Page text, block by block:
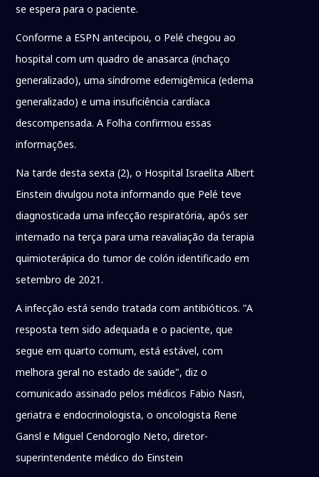
se espera para o paciente.
Conforme a ESPN antecipou, o Pelé chegou ao
hospital com um quadro de anasarca (inchaço
generalizado), uma síndrome edemigêmica (edema
generalizado) e uma insuficiência cardíaca
descompensada. A Folha confirmou essas
informações.
Na tarde desta sexta (2), o Hospital Israelita Albert
Einstein divulgou nota informando que Pelé teve
diagnosticada uma infecção respiratória, após ser
internado na terça para uma reavaliação da terapia
quimioterápica do tumor de colón identificado em
setembro de 2021.
A infecção está sendo tratada com antibióticos. "A
resposta tem sido adequada e o paciente, que
segue em quarto comum, está estável, com
melhora geral no estado de saúde", diz o
comunicado assinado pelos médicos Fabio Nasri,
geriatra e endocrinologista, o oncologista Rene
Gansl e Miguel Cendoroglo Neto, diretor-
superintendente médico do Einstein